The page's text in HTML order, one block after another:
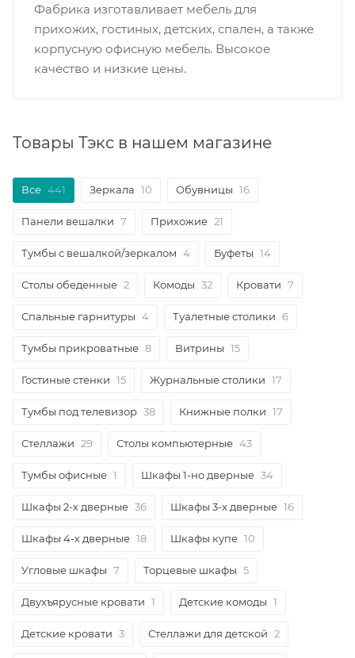
Фабрика изготавливает мебель для
прихожих, гостиных, детских, спален, а также
корпусную офисную мебель. Высокое
качество и низкие цены.
Товары Тэкс в нашем магазине
Все 441 Зеркала 10 Обувницы 16
Панели вешалки 7 Прихожие 21
Тумбы с вешалкой/зеркалом 4 Буфеты 14
Столы обеденные 2 Комоды 32 Кровати 7
Спальные гарнитуры 4 Туалетные столики 6
Тумбы прикроватные 8 Витрины 15
Гостиные стенки 15 Журнальные столики 17
Тумбы под телевизор 38 Книжные полки 17
Стеллажи 29 Столы компьютерные 43
Тумбы офисные 1 Шкафы 1-но дверные 34
Шкафы 2-х дверные 36 Шкафы 3-х дверные 16
Шкафы 4-х дверные 18 Шкафы купе 10
Угловые шкафы 7 Торцевые шкафы 5
Двухъярусные кровати 1 Детские комоды 1
Детские кровати 3 Стеллажи для детской 2